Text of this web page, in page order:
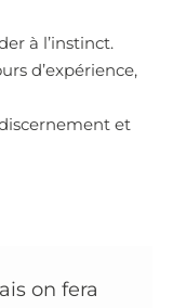
à l’instinct.
d’expérience,
et
on fera